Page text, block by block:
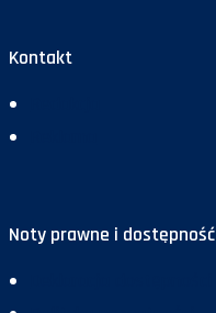
Kontakt
Noty prawne i dostępność